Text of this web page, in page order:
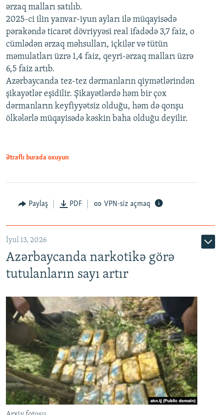
ərzaq malları satılıb.
2025-ci ilin yanvar-iyun ayları ilə müqayisədə
pərakəndə ticarət dövriyyəsi real ifadədə 3,7 faiz, o
cümlədən ərzaq məhsulları, içkilər və tütün
məmulatları üzrə 1,4 faiz, qeyri-ərzaq malları üzrə
6,5 faiz artıb.
Azərbaycanda tez-tez dərmanların qiymətlərindən
şikayətlər eşidilir. Şikayətlərdə həm bir çox
dərmanların keyfiyyətsiz olduğu, həm də qonşu
ölkələrlə müqayisədə kəskin baha olduğu deyilir.
Ətraflı burada oxuyun
Paylaş PDF VPN-siz açmaq
İyul 13, 2026
Azərbaycanda narkotikə görə
tutulanların sayı artır